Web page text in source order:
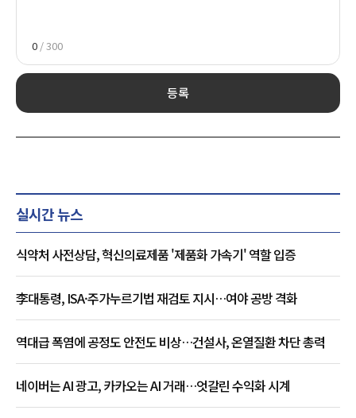
0 / 300
등록
실시간 뉴스
식약처 사전상담, 혁신의료제품 '제품화 가속기' 역할 입증
李대통령, ISA·주가누르기법 재검토 지시…여야 공방 격화
역대급 폭염에 공정도 안전도 비상…건설사, 온열질환 차단 총력
네이버는 AI 광고, 카카오는 AI 거래…엇갈린 수익화 시계